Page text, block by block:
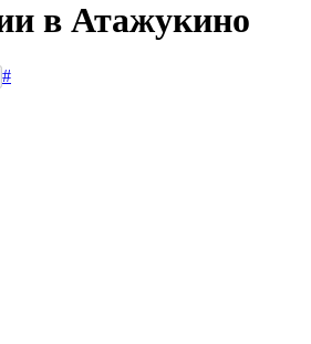
в Атажукино
#